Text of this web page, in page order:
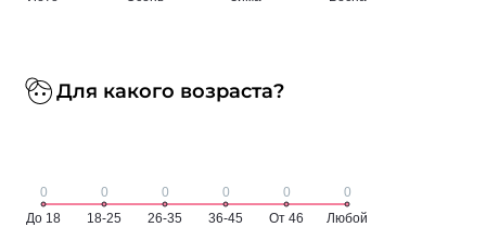
Для какого возраста?